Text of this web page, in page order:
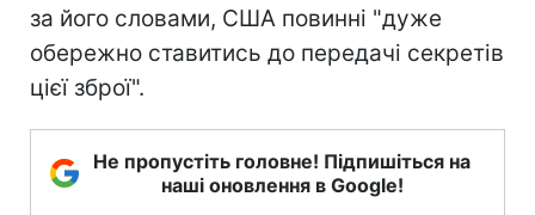
за його словами, США повинні "дуже
обережно ставитись до передачі секретів
цієї зброї".
Не пропустіть головне! Підпишіться на
наші оновлення в Google!